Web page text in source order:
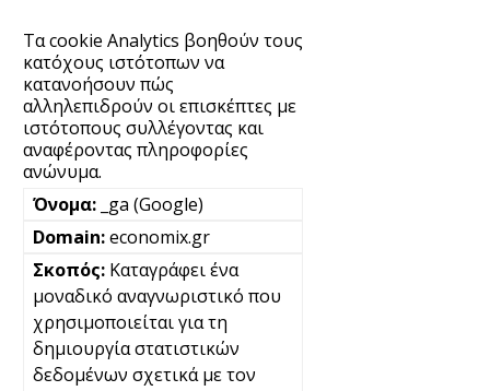
Τα cookie Analytics βοηθούν τους
κατόχους ιστότοπων να
κατανοήσουν πώς
αλληλεπιδρούν οι επισκέπτες με
ιστότοπους συλλέγοντας και
αναφέροντας πληροφορίες
ανώνυμα.
_ga (Google)
economix.gr
Καταγράφει ένα
μοναδικό αναγνωριστικό που
χρησιμοποιείται για τη
δημιουργία στατιστικών
δεδομένων σχετικά με τον